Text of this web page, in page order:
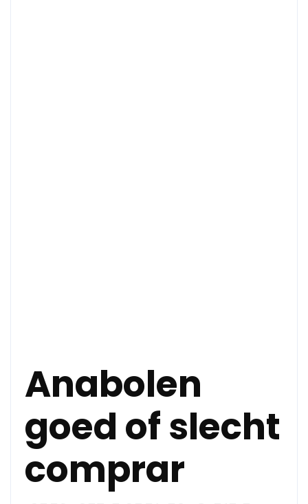
Anabolen
goed of slecht
comprar